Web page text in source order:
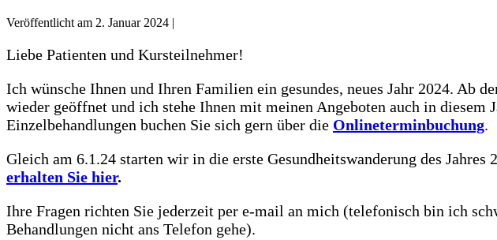
Veröffentlicht am 2. Januar 2024 |
Liebe Patienten und Kursteilnehmer!
Ich wünsche Ihnen und Ihren Familien ein gesundes, neues Jahr 2024. Ab
wieder geöffnet und ich stehe Ihnen mit meinen Angeboten auch in diesem
Einzelbehandlungen buchen Sie sich gern über die Onlineterminbuchung.
Gleich am 6.1.24 starten wir in die erste Gesundheitswanderung des
erhalten Sie hier.
Ihre Fragen richten Sie jederzeit per e-mail an mich (telefonisch bin ich
Behandlungen nicht ans Telefon gehe).